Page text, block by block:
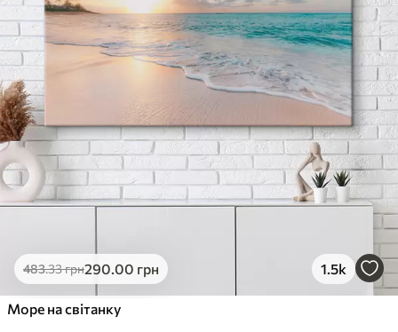
483.33грн290.00 грн 1.5k
Море на світанку